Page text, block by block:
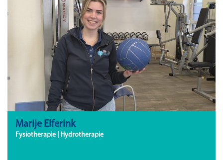
Marije Elferink
Fysiotherapie | Hydrotherapie